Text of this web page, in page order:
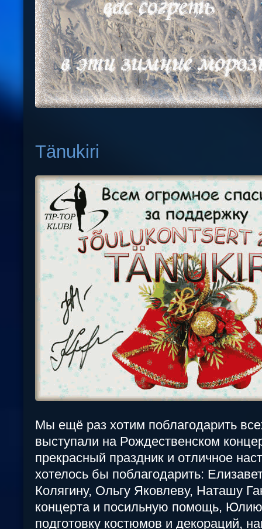
Tänukiri
Мы ещё раз хотим поблагодарить
выступали на Рождественском
прекрасный праздник и отличное
хотелось бы поблагодарить:
Колягину, Ольгу Яковлеву, Наташу
концерта и посильную помощь,
подготовку костюмов и декораций,